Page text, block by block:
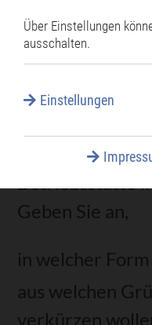
Sie können die
für Ihren
Gemeinde, in
Betriebsstätte
Geben Sie an,
in welcher
aus welchen
verkürzen
Über Einstellungen
ausschalten.
Einstellungen